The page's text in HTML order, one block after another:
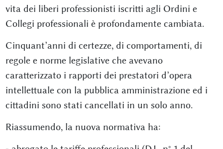
vita dei liberi professionisti iscritti agli Ordini e
Collegi professionali è profondamente cambiata.
Cinquant’anni di certezze, di comportamenti, di
regole e norme legislative che avevano
caratterizzato i rapporti dei prestatori d’opera
intellettuale con la pubblica amministrazione ed i
cittadini sono stati cancellati in un solo anno.
Riassumendo, la nuova normativa ha: